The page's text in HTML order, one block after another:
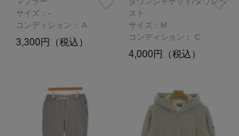
サイズ：-
コンディション： A
3,300円（税込）
スト
サイズ：M
コンディション： C
4,000円（税込）